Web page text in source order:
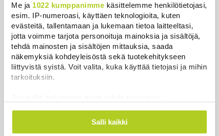
Me ja 1022 kumppanimme käsittelemme henkilötietojasi,
esim. IP-numeroasi, käyttäen teknologioita, kuten
evästeitä, tallentamaan ja lukemaan tietoa laitteeltasi,
jotta voimme tarjota personoituja mainoksia ja sisältöjä,
tehdä mainosten ja sisältöjen mittauksia, saada
näkemyksiä kohdeyleisöstä sekä tuotekehitykseen
liittyvistä syistä. Voit valita, kuka käyttää tietojasi ja mihin
tarkoituksiin.
Kerätä tietoja maantieteellisestä sijainnistasi,
mahdollisesti muutaman metrin tarkkuudella
Salli kaikki
Keskustan Siika-aho kertoo, mikä
hänestä on Ylen gallupin todellinen
uutinen – ”Kokoomus maksaa siitä
hintaa”
Uutiset 6.8.2026 11:56
Uusimmat
WSJ: Saksassa löytynyt drooni oli todennäköisesti